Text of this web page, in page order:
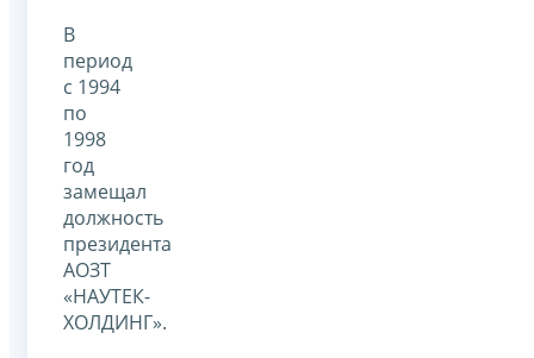
В
период
с 1994
по
1998
год
замещал
должность
президента
АОЗТ
«НАУТЕК-
ХОЛДИНГ».